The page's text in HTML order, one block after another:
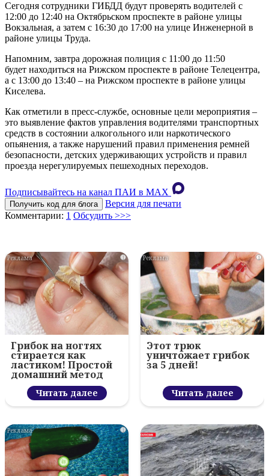
Сегодня сотрудники ГИБДД будут проверять водителей с
12:00 до 12:40 на Октябрьском проспекте в районе улицы
Вокзальная, а затем с 16:30 до 17:00 на улице Инженерной в
районе улицы Труда.
Напомним, завтра дорожная полиция с 11:00 до 11:50
будет находиться на Рижском проспекте в районе Телецентра,
а с 13:00 до 13:40 – на Рижском проспекте в районе улицы
Киселева.
Как отметили в пресс-службе, основные цели мероприятия –
это выявление фактов управления водителями транспортных
средств в состоянии алкогольного или наркотического
опьянения, а также нарушений правил применения ремней
безопасности, детских удерживающих устройств и правил
проезда нерегулируемых пешеходных переходов.
Подписывайтесь на канал ПАИ в MAХ
Получить код для блога
Версия для печати
Комментарии: 1 Обсудить >>>
i
Грибок на ногтях
стирается как
ластиком! Простой
домашний метод
Читать далее
i
Этот трюк
уничтожает грибок
за 5 дней!
Читать далее
i